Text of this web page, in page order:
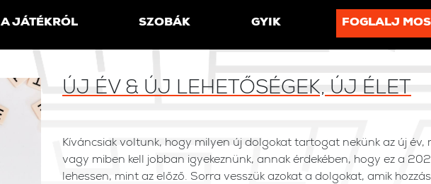
A JÁTÉKRÓL SZOBÁK GYIK FOGLALJ
ÚJ ÉV & ÚJ LEHETŐSÉGEK, ÚJ ÉLET
Kíváncsiak voltunk, hogy milyen új dolgokat tartogat nekünk az új év,
vagy miben kell jobban igyekeznünk, annak érdekében, hogy ez a
lehessen, mint az előző. Sorra vesszük azokat a dolgokat, amik